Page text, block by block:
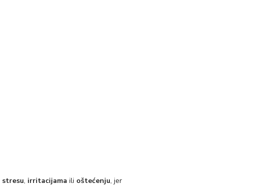
stresu, irritacijama ili oštećenju, jer